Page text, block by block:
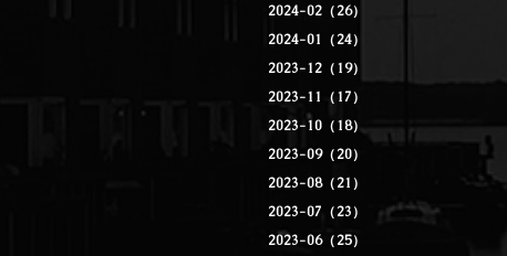
2024-02（26）
2024-01（24）
2023-12（19）
2023-11（17）
2023-10（18）
2023-09（20）
2023-08（21）
2023-07（23）
2023-06（25）